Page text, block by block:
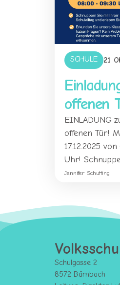
SCHULE 21
offenen
EINLADUNG
offenen Tür!
17.12.2025
Uhr!
Jennifer Schutting
Schulgasse 2
8572 Bärnbach